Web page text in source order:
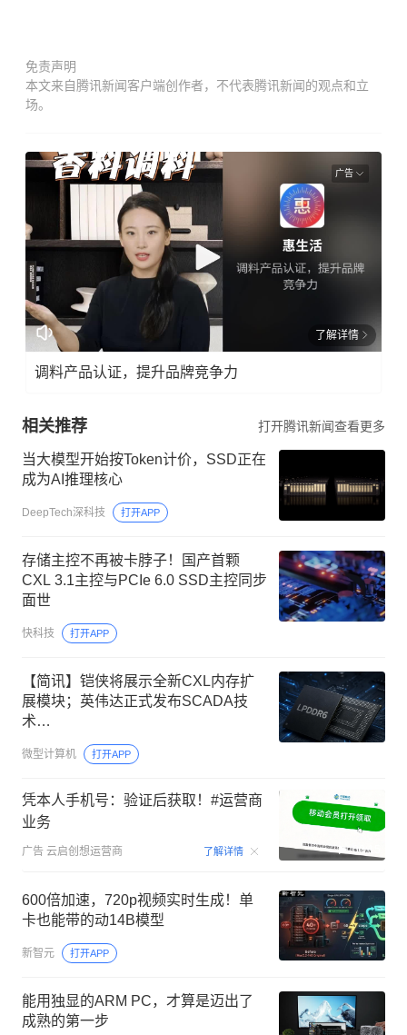
免责声明
本文来自腾讯新闻客户端创作者，不代表腾讯新闻的观点和立
场。
广告
了解详情
调料产品认证，提升品牌竞争力
相关推荐 打开腾讯新闻查看更多
当大模型开始按Token计价，SSD正在
成为AI推理核心
DeepTech深科技 打开APP
存储主控不再被卡脖子！国产首颗
CXL 3.1主控与PCIe 6.0 SSD主控同步
面世
快科技 打开APP
【简讯】铠侠将展示全新CXL内存扩
展模块；英伟达正式发布SCADA技
术…
微型计算机 打开APP
凭本人手机号：验证后获取！#运营商
业务
广告 云启创想运营商 了解详情 00:15
600倍加速，720p视频实时生成！单
卡也能带的动14B模型
新智元 打开APP
能用独显的ARM PC，才算是迈出了
成熟的第一步